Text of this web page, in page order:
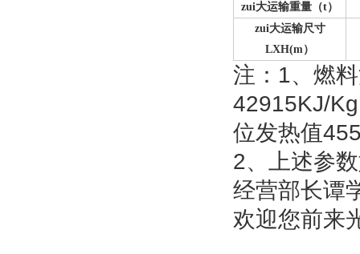
zui大运输重量（t）
zui大运输尺寸
LXH(m）
注：1、燃
42915KJ/
位发热值
2、上述参
经营部长谭
欢迎您前来